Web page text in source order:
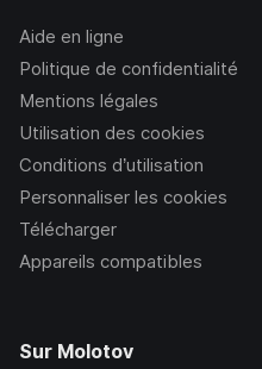
Aide en ligne
Politique de confidentialité
Mentions légales
Utilisation des cookies
Conditions d’utilisation
Personnaliser les cookies
Télécharger
Appareils compatibles
Sur Molotov